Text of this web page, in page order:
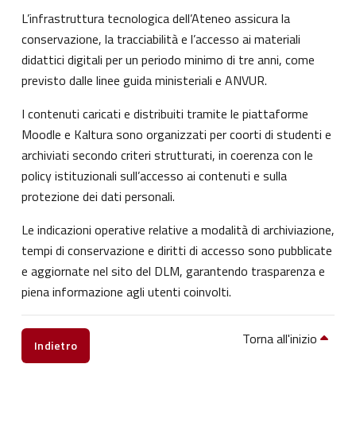
L’infrastruttura tecnologica dell’Ateneo assicura la
conservazione, la tracciabilità e l’accesso ai materiali
didattici digitali per un periodo minimo di tre anni, come
previsto dalle linee guida ministeriali e ANVUR.
I contenuti caricati e distribuiti tramite le piattaforme
Moodle e Kaltura sono organizzati per coorti di studenti e
archiviati secondo criteri strutturati, in coerenza con le
policy istituzionali sull’accesso ai contenuti e sulla
protezione dei dati personali.
Le indicazioni operative relative a modalità di archiviazione,
tempi di conservazione e diritti di accesso sono pubblicate
e aggiornate nel sito del DLM, garantendo trasparenza e
piena informazione agli utenti coinvolti.
Indietro Torna all'inizio